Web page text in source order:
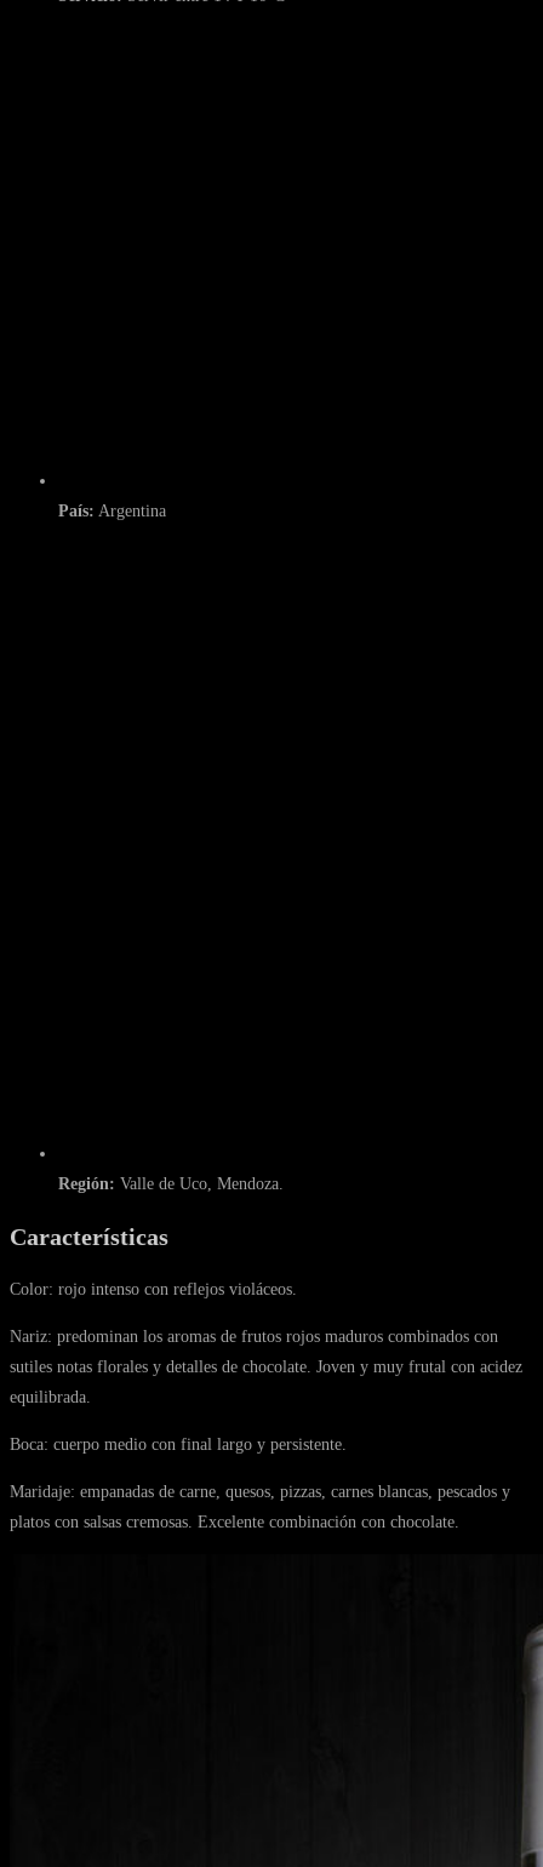
País: Argentina
Región: Valle de Uco, Mendoza.
Características
Color: rojo intenso con reflejos violáceos.
Nariz: predominan los aromas de frutos rojos maduros combinados con
sutiles notas florales y detalles de chocolate. Joven y muy frutal con acidez
equilibrada.
Boca: cuerpo medio con final largo y persistente.
Maridaje: empanadas de carne, quesos, pizzas, carnes blancas, pescados y
platos con salsas cremosas. Excelente combinación con chocolate.